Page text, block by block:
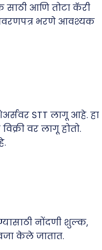
आणि तोटा कॅरी
भरणे आवश्यक
STT लागू आहे. हा
वर लागू होतो.
नोंदणी शुल्क,
केले जातात.